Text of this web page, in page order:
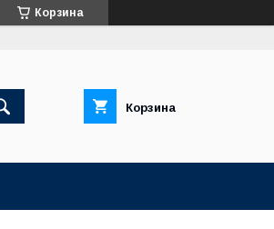
Корзина
Корзина